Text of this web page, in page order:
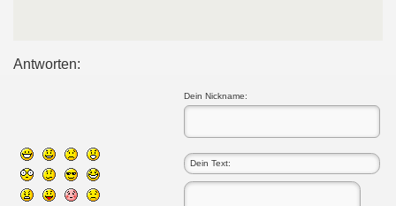
Antworten:
Dein Nickname: